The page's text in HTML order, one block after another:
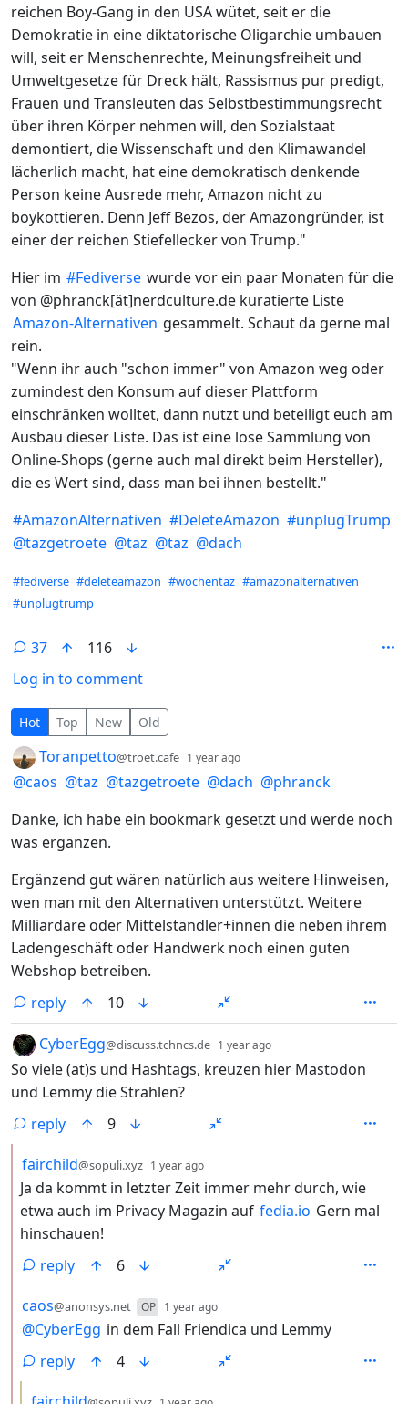
reichen Boy-Gang in den USA wütet, seit er die
Demokratie in eine diktatorische Oligarchie umbauen
will, seit er Menschenrechte, Meinungsfreiheit und
Umweltgesetze für Dreck hält, Rassismus pur predigt,
Frauen und Transleuten das Selbstbestimmungsrecht
über ihren Körper nehmen will, den Sozialstaat
demontiert, die Wissenschaft und den Klimawandel
lächerlich macht, hat eine demokratisch denkende
Person keine Ausrede mehr, Amazon nicht zu
boykottieren. Denn Jeff Bezos, der Amazongründer, ist
einer der reichen Stiefellecker von Trump."
Hier im #Fediverse wurde vor ein paar Monaten für die
von @phranck[ät]nerdculture.de kuratierte Liste
Amazon-Alternativen gesammelt. Schaut da gerne mal
rein.
"Wenn ihr auch "schon immer" von Amazon weg oder
zumindest den Konsum auf dieser Plattform
einschränken wolltet, dann nutzt und beteiligt euch am
Ausbau dieser Liste. Das ist eine lose Sammlung von
Online-Shops (gerne auch mal direkt beim Hersteller),
die es Wert sind, dass man bei ihnen bestellt."
#AmazonAlternativen #DeleteAmazon #unplugTrump
@tazgetroete @taz @taz @dach
Hashtags
#fediverse #deleteamazon #wochentaz #amazonalternativen
#unplugtrump
37
116
Log in to comment
37 Comments
Hot Top New Old
by Toranpetto@troet.cafe 1 year ago
@caos @taz @tazgetroete @dach @phranck
Danke, ich habe ein bookmark gesetzt und werde noch
was ergänzen.
Ergänzend gut wären natürlich aus weitere Hinweisen,
wen man mit den Alternativen unterstützt. Weitere
Milliardäre oder Mittelständler+innen die neben ihrem
Ladengeschäft oder Handwerk noch einen guten
Webshop betreiben.
reply
10
by
CyberEgg@discuss.tchncs.de 1 year ago
So viele (at)s und Hashtags, kreuzen hier Mastodon
und Lemmy die Strahlen?
reply
9
by
fairchild@sopuli.xyz 1 year ago
Ja da kommt in letzter Zeit immer mehr durch, wie
etwa auch im Privacy Magazin auf fedia.io Gern mal
hinschauen!
reply
6
by
caos@anonsys.net OP 1 year ago
@CyberEgg in dem Fall Friendica und Lemmy
reply
4
by